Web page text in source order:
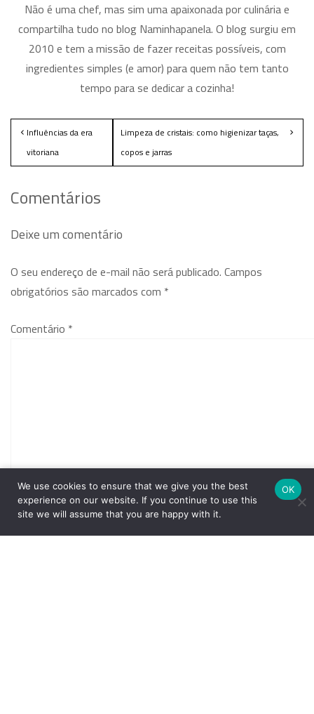
Não é uma chef, mas sim uma apaixonada por culinária e
compartilha tudo no blog Naminhapanela. O blog surgiu em
2010 e tem a missão de fazer receitas possíveis, com
ingredientes simples (e amor) para quem não tem tanto
tempo para se dedicar a cozinha!
Influências da era
vitoriana
Limpeza de cristais: como higienizar taças,
copos e jarras
Comentários
Deixe um comentário
O seu endereço de e-mail não será publicado. Campos
obrigatórios são marcados com *
Comentário *
Nome*
We use cookies to ensure that we give you the best
experience on our website. If you continue to use this
site we will assume that you are happy with it.
OK